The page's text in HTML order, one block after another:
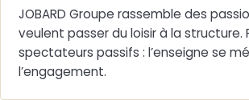
JOBARD Groupe rassemble des
veulent passer du loisir à la structure.
spectateurs passifs : l’enseigne se
l’engagement.